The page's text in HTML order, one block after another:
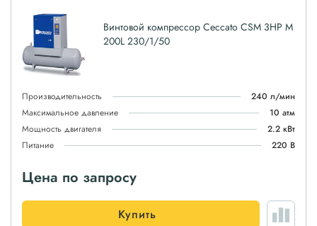
Винтовой компрессор Ceccato CSM 3HP M
200L 230/1/50
Производительность
240 л/мин
Максимальное давление
10 атм
Мощность двигателя
2.2 кВт
Питание
220 В
Цена по запросу
Купить